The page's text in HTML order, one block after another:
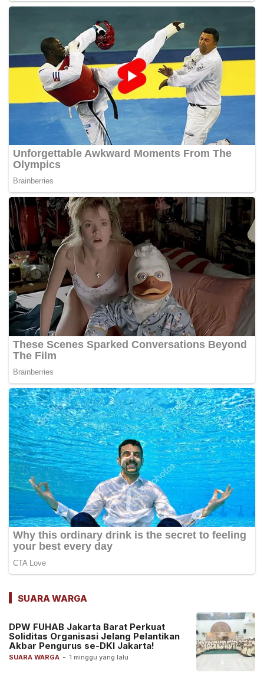
SUARA WARGA
SUARA WARGA - 1 minggu yang lalu
DPW FUHAB Jakarta Barat Perkuat
Soliditas Organisasi Jelang Pelantikan
Akbar Pengurus se-DKI Jakarta!